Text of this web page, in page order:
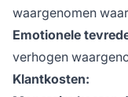
waargenomen
Emotionele
verhogen
Klantkosten: